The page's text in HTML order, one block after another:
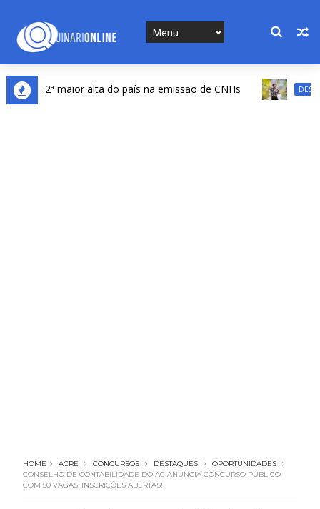
a 2ª maior alta do país na emissão de CNHs DESTAQUES
HOME ACRE CONCURSOS DESTAQUES
OPORTUNIDADES
CONSELHO DE CONTABILIDADE DO AC ANUNCIA CONCURSO PÚBLICO
COM 50 VAGAS; INSCRIÇÕES ABERTAS!